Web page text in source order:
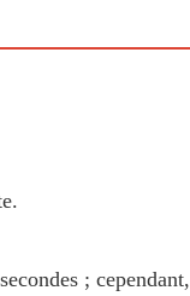
; cependant,